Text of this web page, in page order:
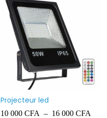
Projecteur led
10 000 CFA – 16 000 CFA